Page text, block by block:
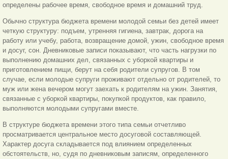
определены рабочее время, свободное время и домашний труд.
Обычно структура бюджета времени молодой семьи без детей имеет
четкую структуру: подъем, утренняя гигиена, завтрак, дорога на
работу или учебу, работа, возвращение домой, ужин, свободное время
и досуг, сон. Дневниковые записи показывают, что часть нагрузки по
выполнению домашних дел, связанных с уборкой квартиры и
приготовлением пищи, берут на себя родители супругов. В том
случае, если молодые супруги проживают отдельно от родителей, то
муж или жена вечером могут заехать к родителям на ужин. Занятия,
связанные с уборкой квартиры, покупкой продуктов, как правило,
выполняются молодыми супругами вместе.
В структуре бюджета времени этого типа семьи отчетливо
просматривается центральное место досуговой составляющей.
Характер досуга складывается под влиянием определенных
обстоятельств, но, судя по дневниковым записям, определенного